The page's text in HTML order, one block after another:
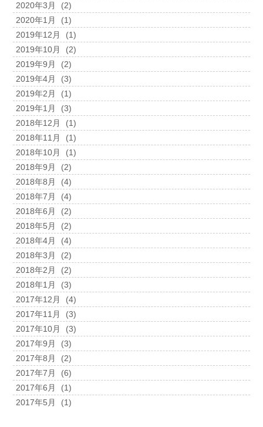
2020年3月
(2)
2020年1月
(1)
2019年12月
(1)
2019年10月
(2)
2019年9月
(2)
2019年4月
(3)
2019年2月
(1)
2019年1月
(3)
2018年12月
(1)
2018年11月
(1)
2018年10月
(1)
2018年9月
(2)
2018年8月
(4)
2018年7月
(4)
2018年6月
(2)
2018年5月
(2)
2018年4月
(4)
2018年3月
(2)
2018年2月
(2)
2018年1月
(3)
2017年12月
(4)
2017年11月
(3)
2017年10月
(3)
2017年9月
(3)
2017年8月
(2)
2017年7月
(6)
2017年6月
(1)
2017年5月
(1)